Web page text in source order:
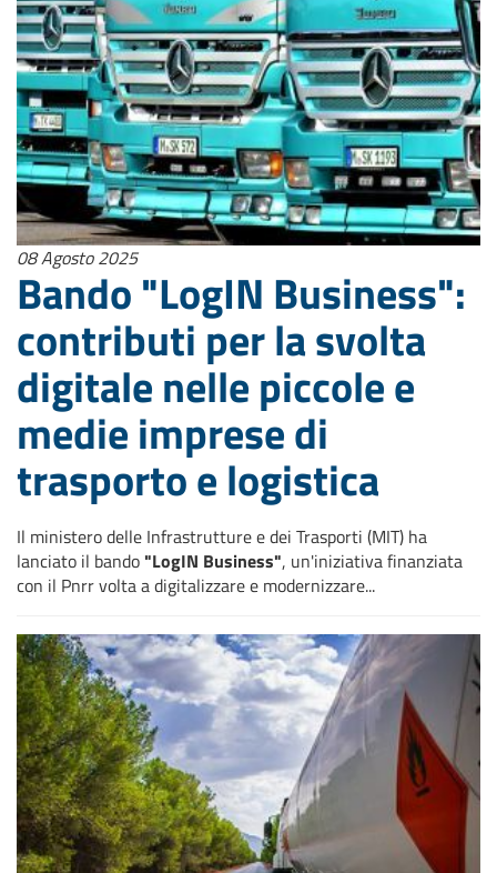
08 Agosto 2025
Bando "LogIN Business":
contributi per la svolta
digitale nelle piccole e
medie imprese di
trasporto e logistica
Il ministero delle Infrastrutture e dei Trasporti (MIT) ha
lanciato il bando "LogIN Business", un'iniziativa finanziata
con il Pnrr volta a digitalizzare e modernizzare...